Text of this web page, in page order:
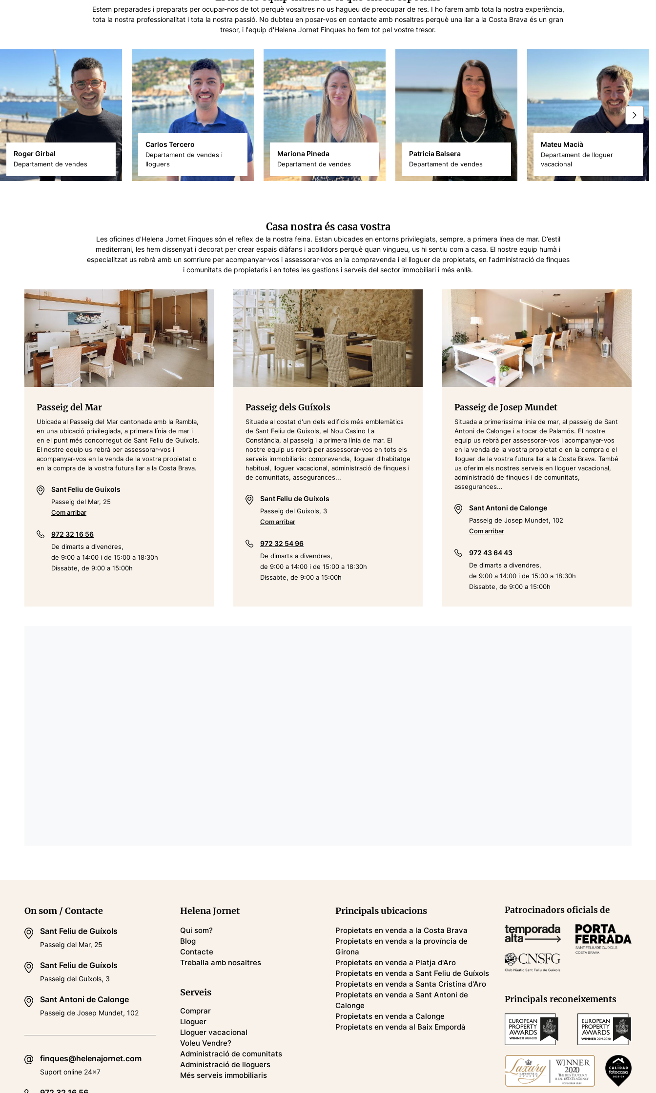
Estem preparades i preparats per ocupar-nos de tot perquè vosaltres no us hagueu de preocupar de res. I ho farem amb tota la nostra experiència,
tota la nostra professionalitat i tota la nostra passió. No dubteu en posar-vos en contacte amb nosaltres perquè una llar a la Costa Brava és un gran
tresor, i l'equip d'Helena Jornet Finques ho fem tot pel vostre tresor.
Roger Girbal
Departament de vendes
Carlos Tercero
Departament de vendes i
lloguers
Mariona Pineda
Departament de vendes
Patricia Balsera
Departament de vendes
Mateu Macià
Departament de lloguer
vacacional
Casa nostra és casa vostra
Les oficines d'Helena Jornet Finques són el reflex de la nostra feina. Estan ubicades en entorns privilegiats, sempre, a primera línea de mar. D’estil
mediterrani, les hem dissenyat i decorat per crear espais diàfans i acollidors perquè quan vingueu, us hi sentiu com a casa. El nostre equip humà i
especialitzat us rebrà amb un somriure per acompanyar-vos i assessorar-vos en la compravenda i el lloguer de propietats, en l'administració de finques
i comunitats de propietaris i en totes les gestions i serveis del sector immobiliari i més enllà.
Passeig del Mar
Ubicada al Passeig del Mar cantonada amb la Rambla,
en una ubicació privilegiada, a primera línia de mar i
en el punt més concorregut de Sant Feliu de Guíxols.
El nostre equip us rebrà per assessorar-vos i
acompanyar-vos en la venda de la vostra propietat o
en la compra de la vostra futura llar a la Costa Brava.
Sant Feliu de Guíxols
Passeig del Mar, 25
Com arribar
972 32 16 56
De dimarts a divendres,
de 9:00 a 14:00 i de 15:00 a 18:30h
Dissabte, de 9:00 a 15:00h
Passeig dels Guíxols
Situada al costat d'un dels edificis més emblemàtics
de Sant Feliu de Guíxols, el Nou Casino La
Constància, al passeig i a primera línia de mar. El
nostre equip us rebrà per assessorar-vos en tots els
serveis immobiliaris: compravenda, lloguer d'habitatge
habitual, lloguer vacacional, administració de finques i
de comunitats, assegurances...
Sant Feliu de Guíxols
Passeig del Guíxols, 3
Com arribar
972 32 54 96
De dimarts a divendres,
de 9:00 a 14:00 i de 15:00 a 18:30h
Dissabte, de 9:00 a 15:00h
Passeig de Josep Mundet
Situada a primeríssima línia de mar, al passeig de Sant
Antoni de Calonge i a tocar de Palamós. El nostre
equip us rebrà per assessorar-vos i acompanyar-vos
en la venda de la vostra propietat o en la compra o el
lloguer de la vostra futura llar a la Costa Brava. També
us oferim els nostres serveis en lloguer vacacional,
administració de finques i de comunitats,
assegurances...
Sant Antoni de Calonge
Passeig de Josep Mundet, 102
Com arribar
972 43 64 43
De dimarts a divendres,
de 9:00 a 14:00 i de 15:00 a 18:30h
Dissabte, de 9:00 a 15:00h
On som / Contacte
Sant Feliu de Guíxols
Passeig del Mar, 25
Sant Feliu de Guíxols
Passeig del Guíxols, 3
Sant Antoni de Calonge
Passeig de Josep Mundet, 102
finques@helenajornet.com
Suport online 24x7
Helena Jornet
Qui som?
Blog
Contacte
Treballa amb nosaltres
Serveis
Comprar
Lloguer
Lloguer vacacional
Voleu Vendre?
Administració de comunitats
Administració de lloguers
Més serveis immobiliaris
Principals ubicacions
Propietats en venda a la Costa Brava
Propietats en venda a la província de
Girona
Propietats en venda a Platja d'Aro
Propietats en venda a Sant Feliu de Guíxols
Propietats en venda a Santa Cristina d'Aro
Propietats en venda a Sant Antoni de
Calonge
Propietats en venda a Calonge
Propietats en venda al Baix Empordà
Patrocinadors oficials de
Principals reconeixements